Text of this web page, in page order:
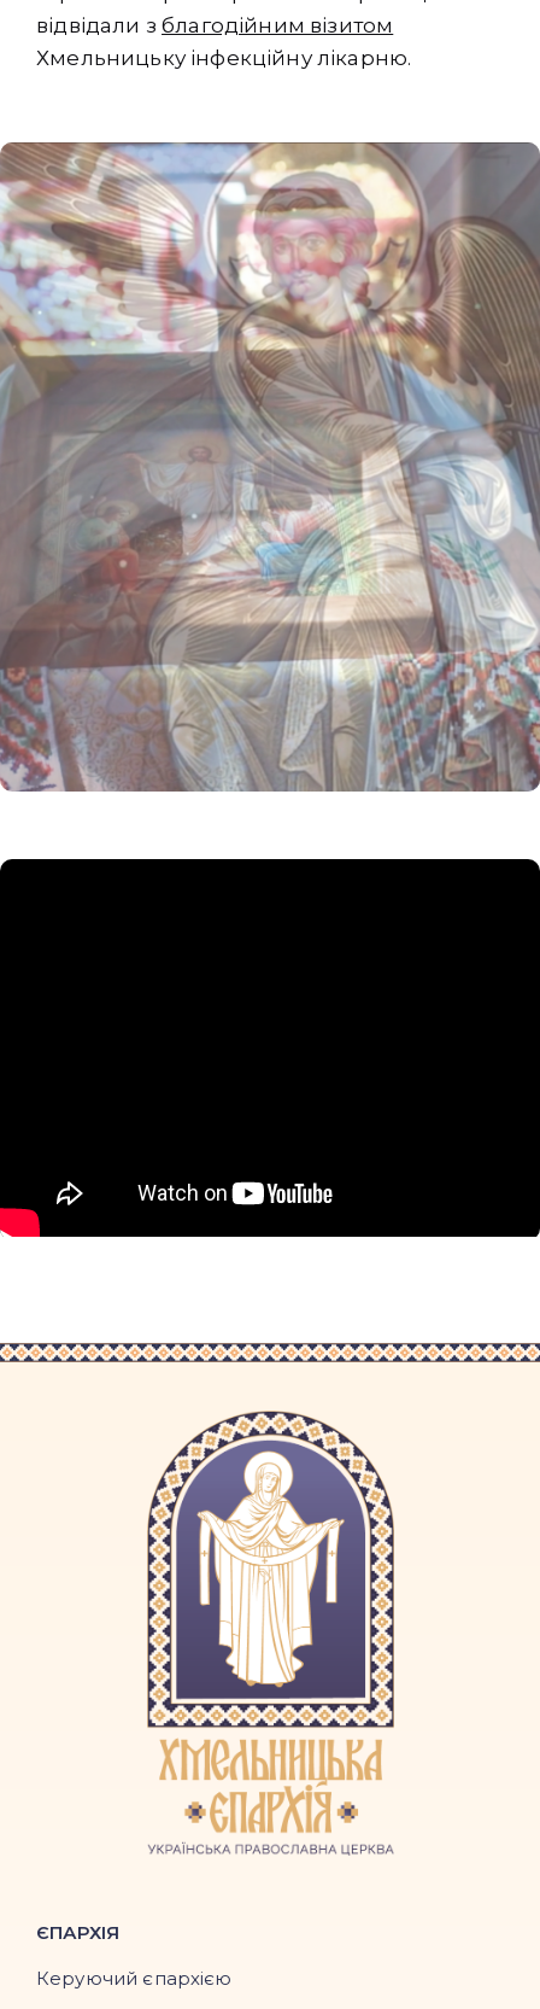
відвідали зблагодійним візитом
Хмельницьку інфекційну лікарню.
ЄПАРХІЯ
Керуючий єпархією